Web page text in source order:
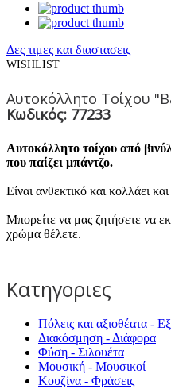
Δες τιμες και διαστασεις
WISHLIST
Αυτοκόλλητο Τοίχου
Κωδικός: 77233
Αυτοκόλλητο τοίχου από
που παίζει μπάντζο.
Είναι ανθεκτικό και κολλάει
Μπορείτε να μας ζητήσετε να
χρώμα θέλετε.
Κατηγοριες
Πόλεις και αξιοθέατα -
Διακόσμηση - Διάφορα
Φύση - Σιλουέτα
Μουσική - Μουσικοί
Κουζίνα - Φράσεις